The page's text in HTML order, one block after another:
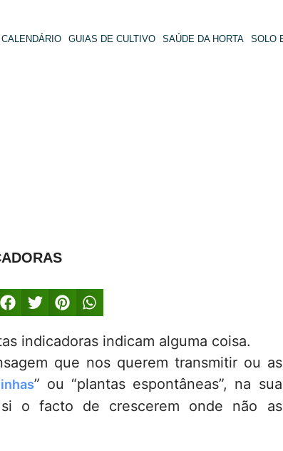
CALENDÁRIO GUIAS DE CULTIVO SAÚDE DA HORTA SOLO
indicadoras indicam alguma coisa.
que nos querem transmitir ou as
” ou “plantas espontâneas”, na sua
o facto de crescerem onde não as